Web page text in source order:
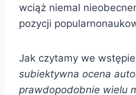
wciąż niemal
pozycji
Jak czytamy we wstępie
subiektywna ocena
prawdopodobnie wielu